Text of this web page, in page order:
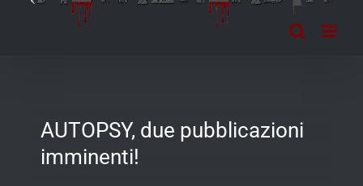
AUTOPSY, due pubblicazioni
imminenti!